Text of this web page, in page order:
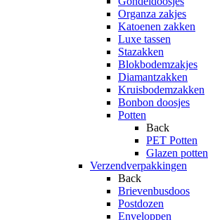
Organza zakjes
Katoenen zakken
Luxe tassen
Stazakken
Blokbodemzakjes
Diamantzakken
Kruisbodemzakken
Bonbon doosjes
Potten
Back
PET Potten
Glazen potten
Verzendverpakkingen
Back
Brievenbusdoos
Postdozen
Enveloppen